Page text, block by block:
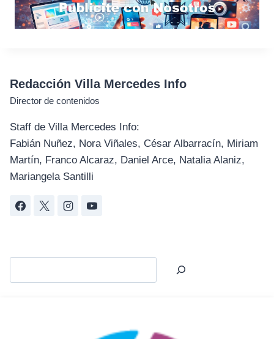
Redacción Villa Mercedes Info
Director de contenidos
Staff de Villa Mercedes Info:
Fabián Nuñez, Nora Viñales, César Albarracín, Miriam
Martín, Franco Alcaraz, Daniel Arce, Natalia Alaniz,
Mariangela Santilli